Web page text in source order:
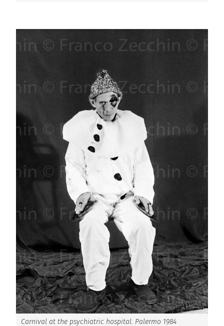
Carnival at the psychiatric hospital. Palermo 1984